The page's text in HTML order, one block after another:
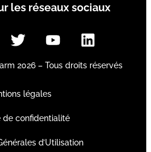
les réseaux sociaux
2026 – Tous droits réservés
légales
de confidentialité
d’Utilisation